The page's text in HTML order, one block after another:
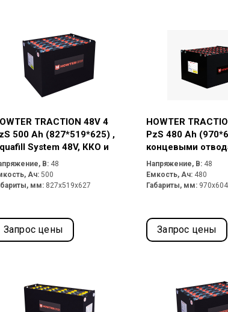
TRACTION 48V 4
500 Ah (827*519*625) ,
System 48V, ККО и
Rema 320A
В: 48
Ач: 500
мм: 827x519x627
Запрос цены
HOWTER
PzS 480 Ah
концевыми
разъемом DIN
Напряжение, В: 48
Емкость, Ач: 480
Габариты, мм:
Запрос цены